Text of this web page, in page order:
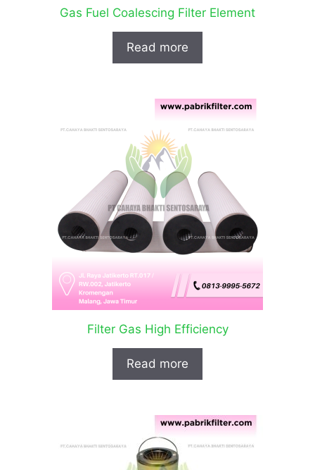
Gas Fuel Coalescing Filter Element
Read more
Filter Gas High Efficiency
Read more